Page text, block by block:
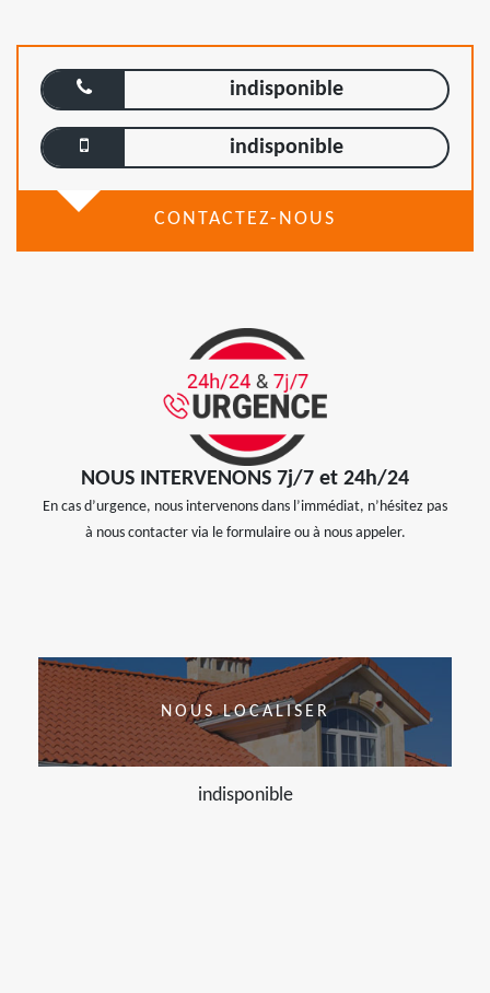
indisponible
indisponible
CONTACTEZ-NOUS
NOUS INTERVENONS 7j/7 et 24h/24
En cas d’urgence, nous intervenons dans l’immédiat, n’hésitez pas
à nous contacter via le formulaire ou à nous appeler.
NOUS LOCALISER
indisponible